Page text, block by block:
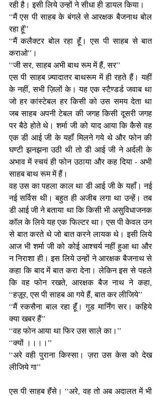
रही है। इसी लिये उन्हों ने सीधा ही डायल किया।
‘‘मैं एस पी साहब के बंगले से आरक्षक बैजनाथ बोल
रहा हूॅ’’
‘‘मैं कलैक्टर बोल रहा हूॅं। एस पी साहब से बात
कराओ’’।
‘‘जी सर, साहब अभी बाथ रूम में हैं, सर’’
एस पी साहब ज़्यादातर बाथरूम में ही रहते हैं। यहीं
के नहीं, सभी ज़िलों के। यह एक स्टैण्डर्ड जवाब था
जो हर कांस्टेबल हर किसी को उस समय देता था
जब साहब अपनी टेबल की जगह किसी दूसरी जगह
पर बैठे होते थे। शर्मा जी को याद आया कि कैसे वह
एक डी आई जी के यहॉं मिलने गये थे और फोन की
घण्टी झनझना उठी थी तो डी आई जी ने अर्दली के
अभाव में स्चयं ही फोन उठाया और कह दिया - अभी
साहब बाथ रूम में हैं।
वह उस का पहला काल था डी आई जी के यहॉं। नई
नई सर्विस थी। बहुत ही अजीब लगा था उन्हें। तब
डी आई जी ने बताया था कि किसी भी असुविधाजनक
कॉल के लिये यह एक फिल्टर था। एस पी केवल उन
से बात करते थे जो बात करने लायक थे। इसी लिये
आज भी शर्मा जी को कोई आश्चर्य नहीं हुआ था और
न निराशा ही। इस लिये उन्हों ने आरक्षक बैजनाथ से
कहा कि बाद में बात करा देना। लेकिन इस से पहले
कि वह फोन रखते, आरक्षक बैज नाथ ने कहा,
‘‘हज़ूर, एस पी साहब आ गये हैं, बात कर लीजिये’’
‘‘मैं स्कसैना बाल रहा हूॅं। गुड मार्निंग सर। कहिये
क्या खबर हैं’’
‘‘वह फोन आया था फिर उस साले का।’’
‘‘क्यों ।।।।’’
‘‘अरे वही पुराना किस्सा। ज़रा उस केस को देख
लीजिये गा’’
एस पी साहब हॅंसे। ‘‘अरे, वह तो अब अदालत में भी